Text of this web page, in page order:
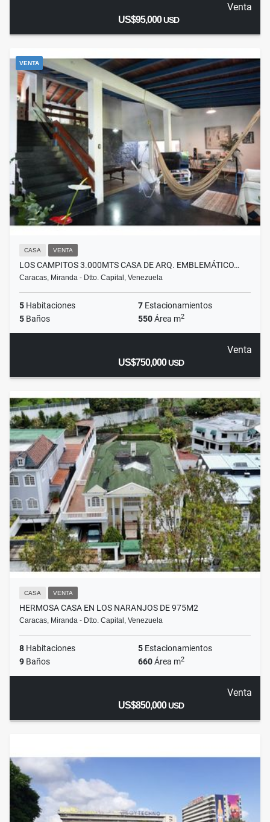
Venta
US$95,000USD
VENTA
CASA VENTA
LOS CAMPITOS 3.000MTS CASA DE ARQ. EMBLEMÁTICO…
Caracas, Miranda - Dtto. Capital, Venezuela
5 Habitaciones 7 Estacionamientos
5 Baños 550Área m2
Venta
US$750,000USD
CASA VENTA
HERMOSA CASA EN LOS NARANJOS DE 975M2
Caracas, Miranda - Dtto. Capital, Venezuela
8 Habitaciones 5 Estacionamientos
9 Baños 660Área m2
Venta
US$850,000USD